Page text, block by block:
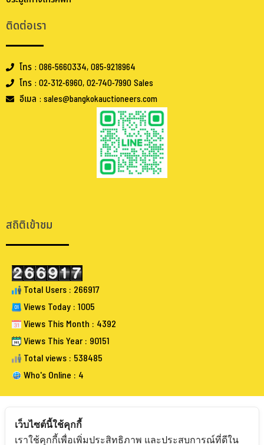
ติดต่อเรา
โทร : 086-5660334, 085-9218964
โทร : 02-312-6960, 02-740-7990 Sales
อีเมล : sales@bangkokauctioneers.com
สถิติเข้าชม
Total Users : 266917
Views Today : 1005
Views This Month : 4392
Views This Year : 90151
Total views : 538485
Who's Online : 4
เว็บไซต์นี้ใช้คุกกี้
เราใช้คุกกี้เพื่อเพิ่มประสิทธิภาพ และประสบการณ์ที่ดีใน